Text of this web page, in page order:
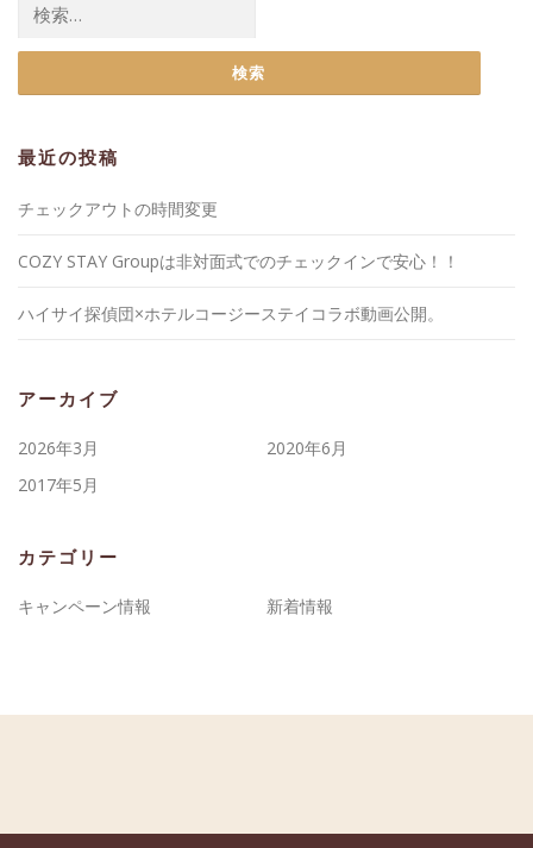
索:
最近の投稿
チェックアウトの時間変更
COZY STAY Groupは非対面式でのチェックインで安心！！
ハイサイ探偵団×ホテルコージーステイコラボ動画公開。
アーカイブ
2026年3月
2020年6月
2017年5月
カテゴリー
キャンペーン情報 新着情報